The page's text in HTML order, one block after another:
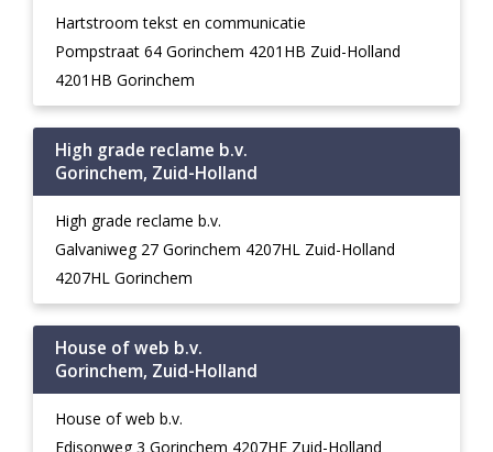
Hartstroom tekst en communicatie
Pompstraat 64 Gorinchem 4201HB Zuid-Holland
4201HB Gorinchem
High grade reclame b.v.
Gorinchem, Zuid-Holland
High grade reclame b.v.
Galvaniweg 27 Gorinchem 4207HL Zuid-Holland
4207HL Gorinchem
House of web b.v.
Gorinchem, Zuid-Holland
House of web b.v.
Edisonweg 3 Gorinchem 4207HE Zuid-Holland